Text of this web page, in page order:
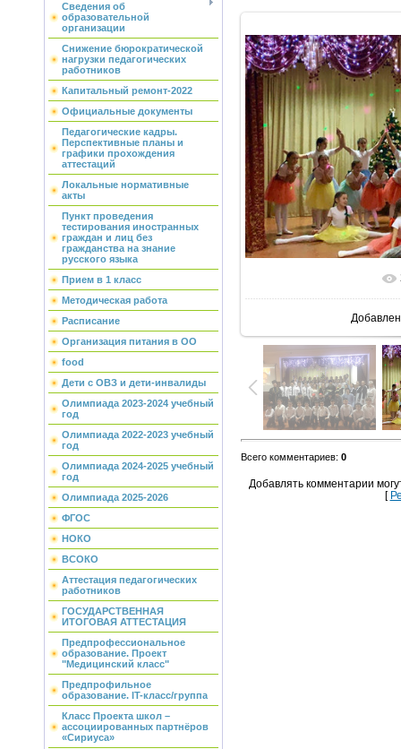
Сведения об
образовательной
организации
Снижение бюрократической
нагрузки педагогических
работников
Капитальный ремонт-2022
Официальные документы
Педагогические кадры.
Перспективные планы и
графики прохождения
аттестаций
Локальные нормативные
акты
Пункт проведения
тестирования иностранных
граждан и лиц без
гражданства на знание
русского языка
Прием в 1 класс
Методическая работа
Расписание
Организация питания в ОО
food
Дети с ОВЗ и дети-инвалиды
Олимпиада 2023-2024 учебный
год
Олимпиада 2022-2023 учебный
год
Олимпиада 2024-2025 учебный
год
Олимпиада 2025-2026
ФГОС
НОКО
ВСОКО
Аттестация педагогических
работников
ГОСУДАРСТВЕННАЯ
ИТОГОВАЯ АТТЕСТАЦИЯ
Предпрофессиональное
образование. Проект
"Медицинский класс"
Предпрофильное
образование. IT-класс/группа
Класс Проекта школ –
ассоциированных партнёров
«Сириуса»
В
Всего комментариев: 0
Добавлять комментарии
[